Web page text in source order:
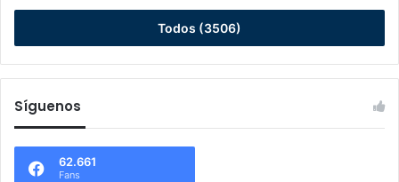
Todos (3506)
Síguenos
62.661
Fans